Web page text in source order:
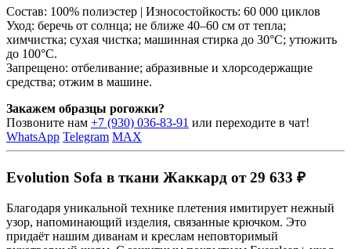
Состав: 100% полиэстер | Износостойкость: 60 000 циклов
Уход: беречь от солнца; не ближе 40–60 см от тепла;
химчистка; сухая чистка; машинная стирка до 30°C; утюжить
до 100°C.
Запрещено: отбеливание; абразивные и хлорсодержащие
средства; отжим в машине.
Закажем образцы рогожки?
Позвоните нам +7 (930) 036-83-91 или переходите в чат!
WhatsApp Telegram MAX
Evolution Sofa в ткани Жаккард от 29 633 ₽
Благодаря уникальной технике плетения имитирует нежный
узор, напоминающий изделия, связанные крючком. Это
придаёт нашим диванам и креслам неповторимый